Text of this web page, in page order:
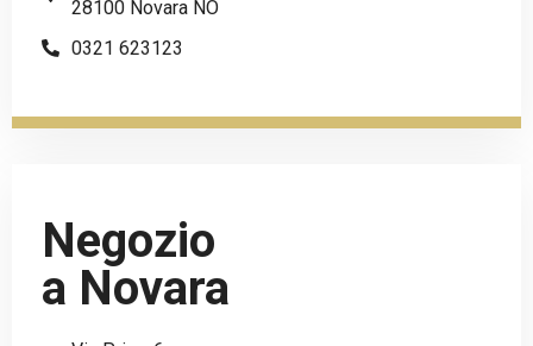
28100 Novara NO
0321 623123
Negozio
a Novara